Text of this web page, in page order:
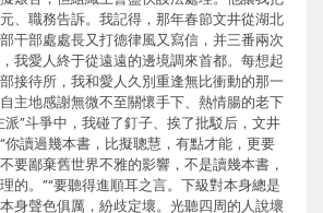
、職務告訴。我記得，那年春節文井從湖北
干部處處長又打德律風又寫信，并三番兩次
我愛人終于從遠遠的邊境調來首都。每想起
接待所，我和愛人久別重逢無比衝動的那一
主地感謝無微不至關懷手下、熱情腸的老下
派”斗爭中，我碰了釘子、挨了批駁后，文井
你讀過幾本書，比擬聰慧，有點才能，更要
要鄙棄舊世界不雅的影響，不是讀幾本書，
的。”“要聽得進順耳之言。下級對本身總是
身聲色俱厲，紛歧定壞。光聽四周的人說壞